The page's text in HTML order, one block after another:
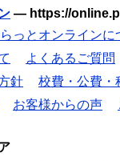
— https://
っとオンラインに
よくあるご質問
針
校費・公費・
お客様からの声